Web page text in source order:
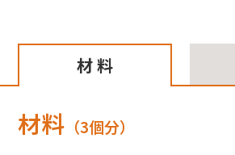
材 料
材料 （3個分）